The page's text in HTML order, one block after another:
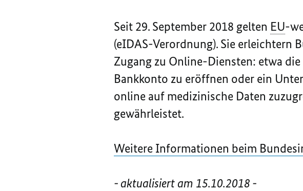
Seit 29. September 2018 gelten EU-
(eIDAS-Verordnung). Sie erleichtern
Zugang zu Online-Diensten: etwa
Bankkonto zu eröffnen oder ein
online auf medizinische Daten
gewährleistet.
Weitere Informationen beim
- aktualisiert am 15.10.2018 -